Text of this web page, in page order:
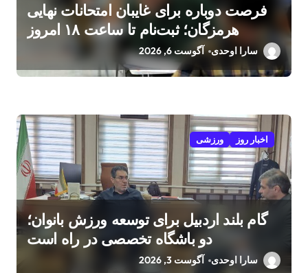
فرصت دوباره برای غایبان امتحانات نهایی
هرمزگان؛ ثبت‌نام تا ساعت ۱۸ امروز
سارا اوحدی آگوست 6, 2026
اخبار روز ورزشی
گام بلند اردبیل برای توسعه ورزش بانوان؛
دو باشگاه تخصصی در راه است
سارا اوحدی آگوست 3, 2026